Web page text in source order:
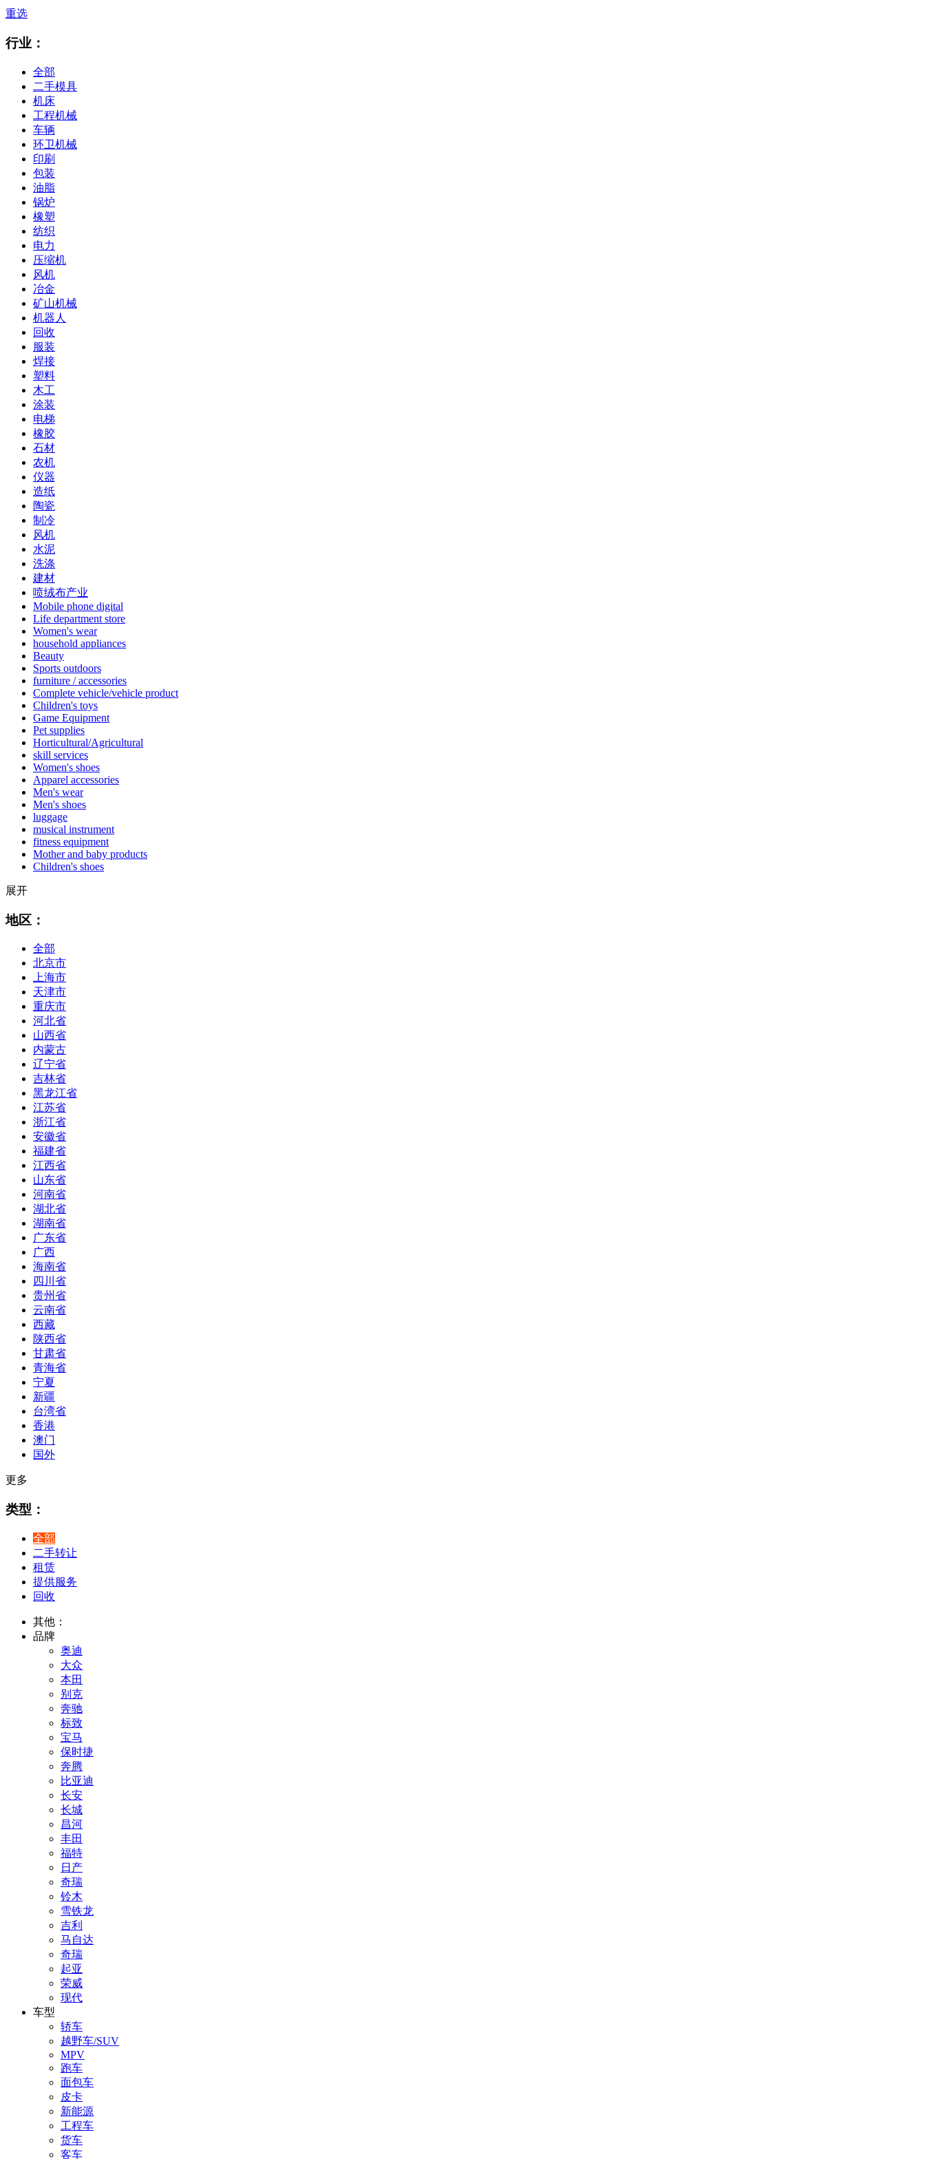
重选
行业：
全部
二手模具
机床
工程机械
车辆
环卫机械
印刷
包装
油脂
锅炉
橡塑
纺织
电力
压缩机
风机
冶金
矿山机械
机器人
回收
服装
焊接
塑料
木工
涂装
电梯
橡胶
石材
农机
仪器
造纸
陶瓷
制冷
风机
水泥
洗涤
建材
喷绒布产业
Mobile phone digital
Life department store
Women's wear
household appliances
Beauty
Sports outdoors
furniture / accessories
Complete vehicle/vehicle product
Children's toys
Game Equipment
Pet supplies
Horticultural/Agricultural
skill services
Women's shoes
Apparel accessories
Men's wear
Men's shoes
luggage
musical instrument
fitness equipment
Mother and baby products
Children's shoes
展开
地区：
全部
北京市
上海市
天津市
重庆市
河北省
山西省
内蒙古
辽宁省
吉林省
黑龙江省
江苏省
浙江省
安徽省
福建省
江西省
山东省
河南省
湖北省
湖南省
广东省
广西
海南省
四川省
贵州省
云南省
西藏
陕西省
甘肃省
青海省
宁夏
新疆
台湾省
香港
澳门
国外
更多
类型：
全部
二手转让
租赁
提供服务
回收
其他：
品牌
奥迪
大众
本田
别克
奔驰
标致
宝马
保时捷
奔腾
比亚迪
长安
长城
昌河
丰田
福特
日产
奇瑞
铃木
雪铁龙
吉利
马自达
奇瑞
起亚
荣威
现代
车型
轿车
越野车/SUV
MPV
跑车
面包车
皮卡
新能源
工程车
货车
客车